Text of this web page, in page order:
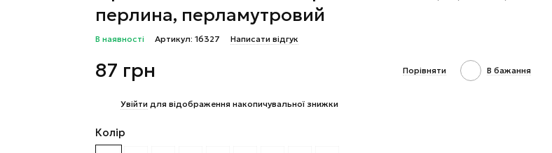
перлина, перламутровий
В наявності Артикул: 16327 Написати відгук
87 грн Порівняти В бажання
Увійти для відображення накопичувальної знижки
Колір